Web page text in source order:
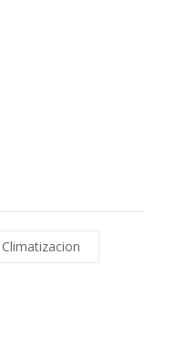
Climatizacion